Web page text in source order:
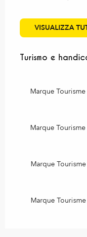
VISUALIZZA
Turismo e
Turismo e
Marque
Marque
Marque
Marque